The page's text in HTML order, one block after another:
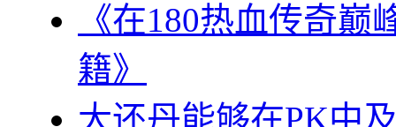
《在180热血传奇
籍》
大还丹能够在PK中